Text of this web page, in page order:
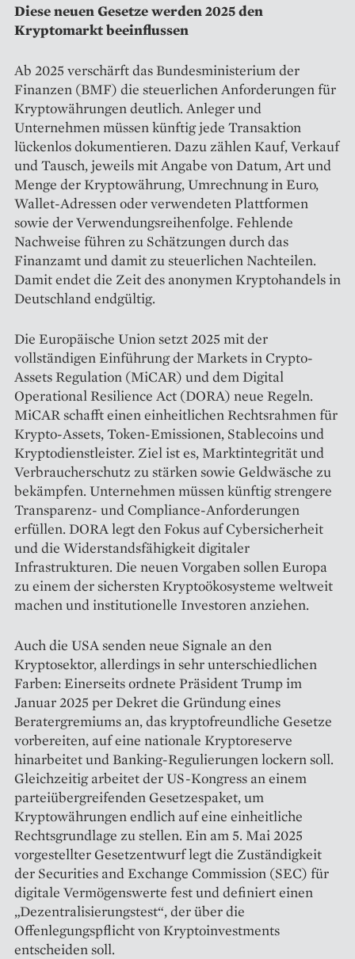
Diese neuen Gesetze werden 2025 den
Kryptomarkt beeinflussen
Ab 2025 verschärft das Bundesministerium der
Finanzen (BMF) die steuerlichen Anforderungen für
Kryptowährungen deutlich. Anleger und
Unternehmen müssen künftig jede Transaktion
lückenlos dokumentieren. Dazu zählen Kauf, Verkauf
und Tausch, jeweils mit Angabe von Datum, Art und
Menge der Kryptowährung, Umrechnung in Euro,
Wallet-Adressen oder verwendeten Plattformen
sowie der Verwendungsreihenfolge. Fehlende
Nachweise führen zu Schätzungen durch das
Finanzamt und damit zu steuerlichen Nachteilen.
Damit endet die Zeit des anonymen Kryptohandels in
Deutschland endgültig.
Die Europäische Union setzt 2025 mit der
vollständigen Einführung der Markets in Crypto-
Assets Regulation (MiCAR) und dem Digital
Operational Resilience Act (DORA) neue Regeln.
MiCAR schafft einen einheitlichen Rechtsrahmen für
Krypto-Assets, Token-Emissionen, Stablecoins und
Kryptodienstleister. Ziel ist es, Marktintegrität und
Verbraucherschutz zu stärken sowie Geldwäsche zu
bekämpfen. Unternehmen müssen künftig strengere
Transparenz- und Compliance-Anforderungen
erfüllen. DORA legt den Fokus auf Cybersicherheit
und die Widerstandsfähigkeit digitaler
Infrastrukturen. Die neuen Vorgaben sollen Europa
zu einem der sichersten Kryptoökosysteme weltweit
machen und institutionelle Investoren anziehen.
Auch die USA senden neue Signale an den
Kryptosektor, allerdings in sehr unterschiedlichen
Farben: Einerseits ordnete Präsident Trump im
Januar 2025 per Dekret die Gründung eines
Beratergremiums an, das kryptofreundliche Gesetze
vorbereiten, auf eine nationale Kryptoreserve
hinarbeitet und Banking-Regulierungen lockern soll.
Gleichzeitig arbeitet der US-Kongress an einem
parteiübergreifenden Gesetzespaket, um
Kryptowährungen endlich auf eine einheitliche
Rechtsgrundlage zu stellen. Ein am 5. Mai 2025
vorgestellter Gesetzentwurf legt die Zuständigkeit
der Securities and Exchange Commission (SEC) für
digitale Vermögenswerte fest und definiert einen
„Dezentralisierungstest“, der über die
Offenlegungspflicht von Kryptoinvestments
entscheiden soll.